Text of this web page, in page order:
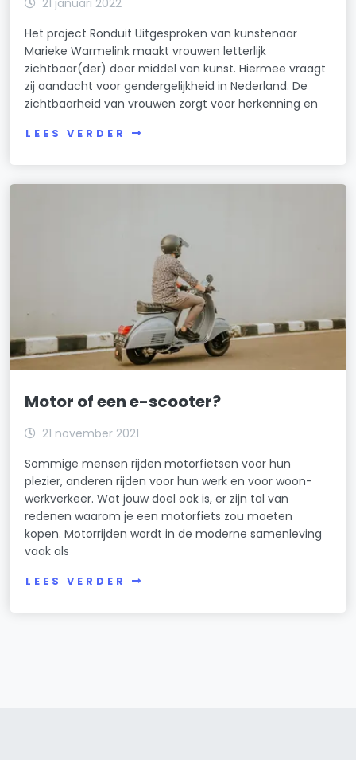
Het project Ronduit Uitgesproken van kunstenaar
Marieke Warmelink maakt vrouwen letterlijk
zichtbaar(der) door middel van kunst. Hiermee vraagt
zij aandacht voor gendergelijkheid in Nederland. De
zichtbaarheid van vrouwen zorgt voor herkenning en
LEES VERDER
Motor of een e-scooter?
21 november 2021
Sommige mensen rijden motorfietsen voor hun
plezier, anderen rijden voor hun werk en voor woon-
werkverkeer. Wat jouw doel ook is, er zijn tal van
redenen waarom je een motorfiets zou moeten
kopen. Motorrijden wordt in de moderne samenleving
vaak als
LEES VERDER